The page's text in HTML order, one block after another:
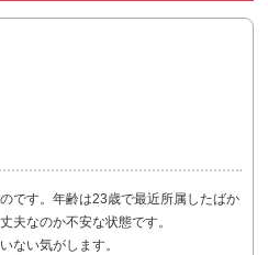
です。年齢は23歳で最近所属したばか
夫なのか不安な状態です。
ない気がします。